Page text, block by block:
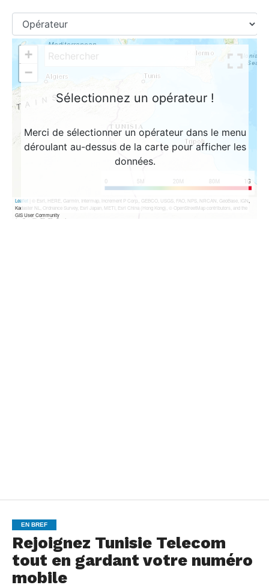
EN BREF
Rejoignez Tunisie Telecom
tout en gardant votre numéro
mobile